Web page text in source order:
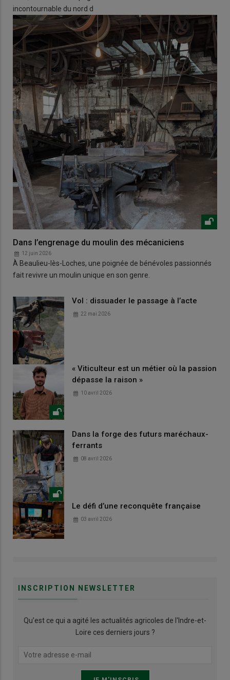
incontournable du nord d
Dans l’engrenage du moulin des mécaniciens
12 juin 2026
À Beaulieu-lès-Loches, une poignée de bénévoles passionnés
fait revivre un moulin unique en son genre.
Vol : dissuader le passage à l’acte
22 mai 2026
« Viticulteur est un métier où la passion
dépasse la raison »
10 avril 2026
Dans la forge des futurs maréchaux-
ferrants
08 avril 2026
Le défi d’une reconquête française
03 avril 2026
INSCRIPTION NEWSLETTER
Qu’est ce qui a agité les actualités agricoles de l'Indre-et-
Loire ces derniers jours ?